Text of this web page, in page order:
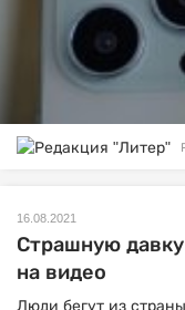
16.08.2021
Страшную
на видео
Люди бегут из страны.